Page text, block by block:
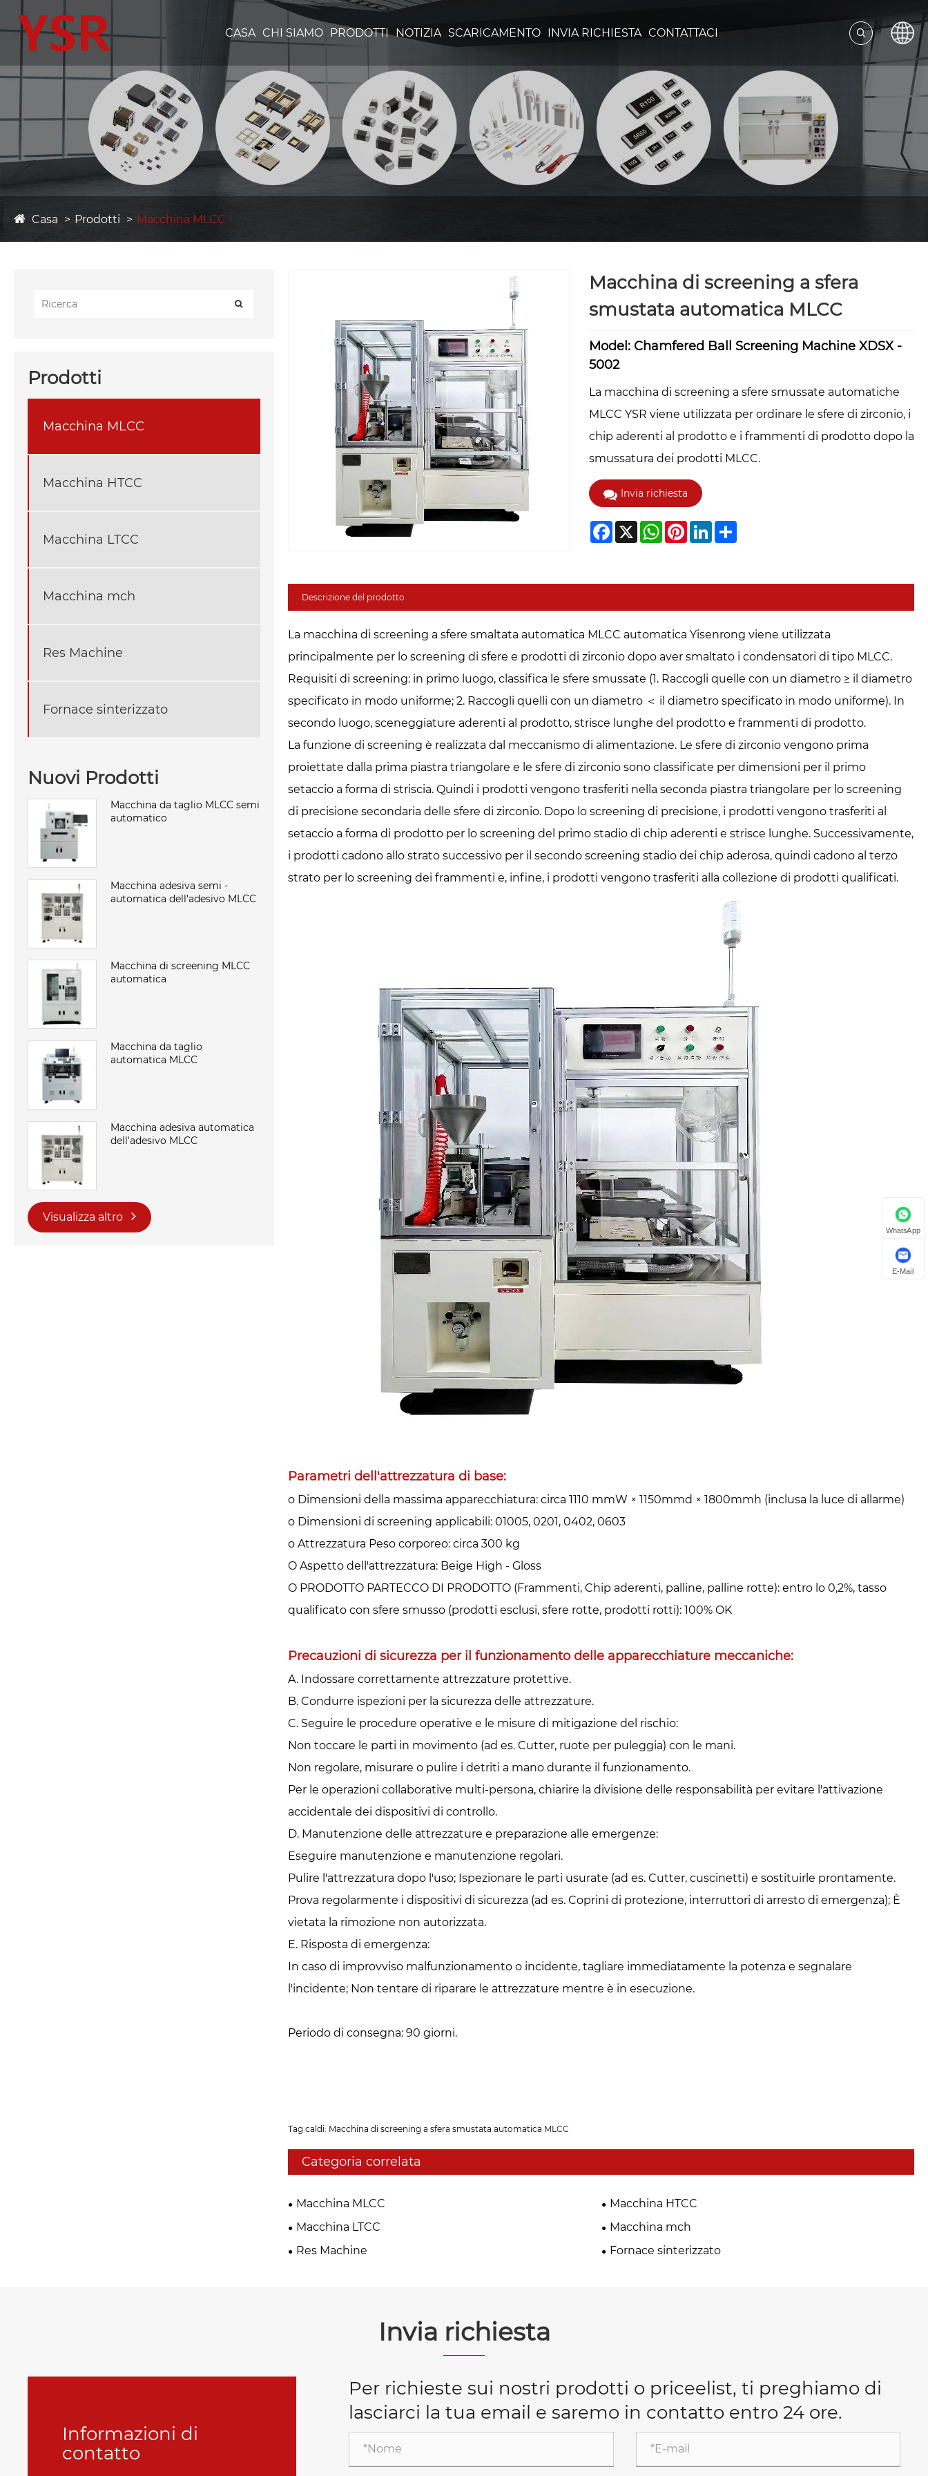
CASA CHI SIAMO PRODOTTI NOTIZIA SCARICAMENTO INVIA RICHIESTA CONTATTACI
Casa Prodotti Macchina MLCC
Prodotti
Macchina MLCC
Macchina HTCC
Macchina LTCC
Macchina mch
Res Machine
Fornace sinterizzato
Nuovi Prodotti
Macchina da taglio MLCC semi
automatico
Macchina adesiva semi -
automatica dell'adesivo MLCC
Macchina di screening MLCC
automatica
Macchina da taglio
automatica MLCC
Macchina adesiva automatica
dell'adesivo MLCC
Visualizza altro
Macchina di screening a sfera
smustata automatica MLCC
Model: Chamfered Ball Screening Machine XDSX -
5002
La macchina di screening a sfere smussate automatiche
MLCC YSR viene utilizzata per ordinare le sfere di zirconio, i
chip aderenti al prodotto e i frammenti di prodotto dopo la
smussatura dei prodotti MLCC.
Invia richiesta
Facebook
X WhatsAppPinterestLinkedInShare
Descrizione del prodotto
La macchina di screening a sfere smaltata automatica MLCC automatica Yisenrong viene utilizzata
principalmente per lo screening di sfere e prodotti di zirconio dopo aver smaltato i condensatori di tipo MLCC.
Requisiti di screening: in primo luogo, classifica le sfere smussate (1. Raccogli quelle con un diametro ≥ il diametro
specificato in modo uniforme; 2. Raccogli quelli con un diametro ＜ il diametro specificato in modo uniforme). In
secondo luogo, sceneggiature aderenti al prodotto, strisce lunghe del prodotto e frammenti di prodotto.
La funzione di screening è realizzata dal meccanismo di alimentazione. Le sfere di zirconio vengono prima
proiettate dalla prima piastra triangolare e le sfere di zirconio sono classificate per dimensioni per il primo
setaccio a forma di striscia. Quindi i prodotti vengono trasferiti nella seconda piastra triangolare per lo screening
di precisione secondaria delle sfere di zirconio. Dopo lo screening di precisione, i prodotti vengono trasferiti al
setaccio a forma di prodotto per lo screening del primo stadio di chip aderenti e strisce lunghe. Successivamente,
i prodotti cadono allo strato successivo per il secondo screening stadio dei chip aderosa, quindi cadono al terzo
strato per lo screening dei frammenti e, infine, i prodotti vengono trasferiti alla collezione di prodotti qualificati.
Parametri dell'attrezzatura di base:
o Dimensioni della massima apparecchiatura: circa 1110 mmW × 1150mmd × 1800mmh (inclusa la luce di allarme)
o Dimensioni di screening applicabili: 01005, 0201, 0402, 0603
o Attrezzatura Peso corporeo: circa 300 kg
O Aspetto dell'attrezzatura: Beige High - Gloss
O PRODOTTO PARTECCO DI PRODOTTO (Frammenti, Chip aderenti, palline, palline rotte): entro lo 0,2%, tasso
qualificato con sfere smusso (prodotti esclusi, sfere rotte, prodotti rotti): 100% OK
Precauzioni di sicurezza per il funzionamento delle apparecchiature meccaniche: ‌
A. Indossare correttamente attrezzature protettive.
B. Condurre ispezioni per la sicurezza delle attrezzature.
C. Seguire le procedure operative e le misure di mitigazione del rischio: ‌
Non toccare le parti in movimento (ad es. Cutter, ruote per puleggia) con le mani.
Non regolare, misurare o pulire i detriti a mano durante il funzionamento.
Per le operazioni collaborative multi-persona, chiarire la divisione delle responsabilità per evitare l'attivazione
accidentale dei dispositivi di controllo.
D. Manutenzione delle attrezzature e preparazione alle emergenze: ‌
Eseguire manutenzione e manutenzione regolari.
Pulire l'attrezzatura dopo l'uso; Ispezionare le parti usurate (ad es. Cutter, cuscinetti) e sostituirle prontamente.
Prova regolarmente i dispositivi di sicurezza (ad es. Coprini di protezione, interruttori di arresto di emergenza); È
vietata la rimozione non autorizzata.
E. Risposta di emergenza: ‌
In caso di improvviso malfunzionamento o incidente, tagliare immediatamente la potenza e segnalare
l'incidente; Non tentare di riparare le attrezzature mentre è in esecuzione.
Periodo di consegna: 90 giorni.
Tag caldi: Macchina di screening a sfera smustata automatica MLCC
Categoria correlata
Macchina MLCC
Macchina HTCC
Macchina LTCC
Macchina mch
Res Machine
Fornace sinterizzato
Invia richiesta
Informazioni di
contatto
Per richieste sui nostri prodotti o priceelist, ti preghiamo di
lasciarci la tua email e saremo in contatto entro 24 ore.
WhatsApp
E-Mail